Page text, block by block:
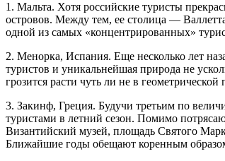
1. Мальта. Хотя российские туристы
островов. Между тем, ее столица —
одной из самых «концентрированных»
2. Менорка, Испания. Еще несколько лет
туристов и уникальнейшая природа не
грозится расти чуть ли не в геометрической
3. Закинф, Греция. Будучи третьим по
туристами в летний сезон. Помимо
Византийский музей, площадь Святого
Ближайшие годы обещают коренным